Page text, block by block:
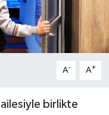
A- A+
birlikte